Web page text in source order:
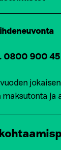
0800 900 45
ja